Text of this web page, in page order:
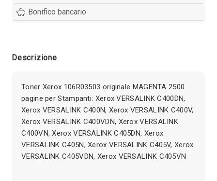
Bonifico bancario
Descrizione
Toner Xerox 106R03503 originale MAGENTA 2500
pagine per Stampanti: Xerox VERSALINK C400DN,
Xerox VERSALINK C400N, Xerox VERSALINK C400V,
Xerox VERSALINK C400VDN, Xerox VERSALINK
C400VN, Xerox VERSALINK C405DN, Xerox
VERSALINK C405N, Xerox VERSALINK C405V, Xerox
VERSALINK C405VDN, Xerox VERSALINK C405VN